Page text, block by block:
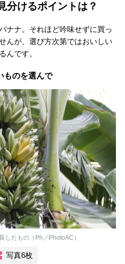
分けるポイントは？
ナナ。それほど吟味せずに買っ
んが、選び方次第ではおいしい
んです。
ものを選んで
したもの（Ph／PhotoAC）
写真6枚